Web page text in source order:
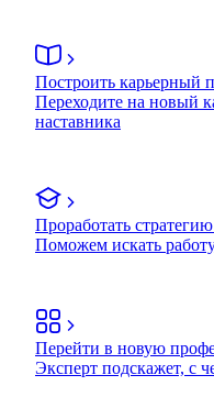
Построить карьерный
Переходите на новый
наставника
Проработать
Поможем искать
Перейти в новую
Эксперт подскажет, с